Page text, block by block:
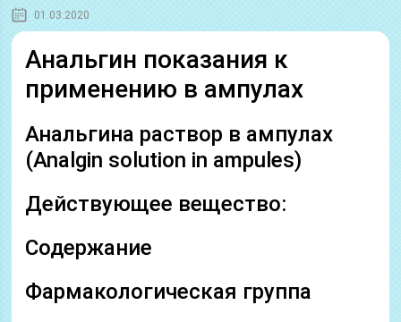
01.03.2020
Анальгин показания к
применению в ампулах
Анальгина раствор в ампулах
(Analgin solution in ampules)
Действующее вещество:
Содержание
Фармакологическая группа